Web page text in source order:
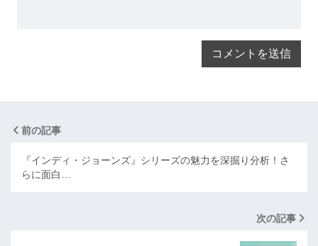
前の記事
『インディ・ジョーンズ』シリーズの魅力を深掘り分析！さ
らに面白…
次の記事